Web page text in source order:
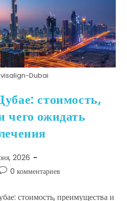
Dubai
стоимость,
чего ожидать
2026
0 комментариев
стоимость, преимущества и